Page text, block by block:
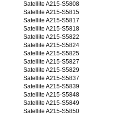
Satellite A215-S5808
Satellite A215-S5815
Satellite A215-S5817
Satellite A215-S5818
Satellite A215-S5822
Satellite A215-S5824
Satellite A215-S5825
Satellite A215-S5827
Satellite A215-S5829
Satellite A215-S5837
Satellite A215-S5839
Satellite A215-S5848
Satellite A215-S5849
Satellite A215-S5850